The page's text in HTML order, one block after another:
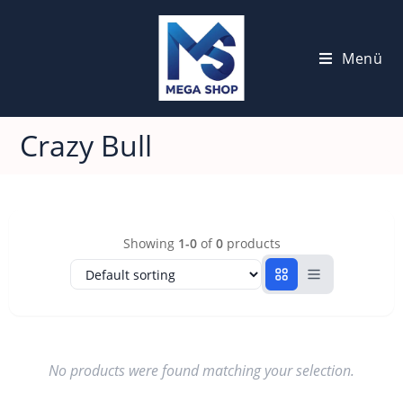
Menü
Crazy Bull
Showing 1-0of0products
No products were found matching your selection.